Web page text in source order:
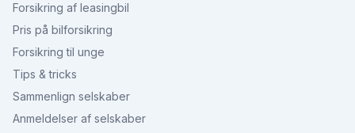
Forsikring af leasingbil
Pris på bilforsikring
Forsikring til unge
Tips & tricks
Sammenlign selskaber
Anmeldelser af selskaber